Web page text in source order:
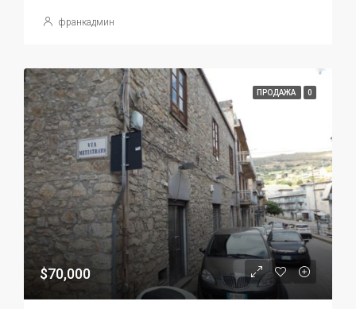
франкадмин
ПРОДАЖА 0
$70,000